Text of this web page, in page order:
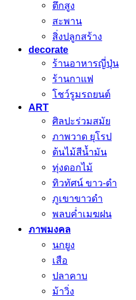
ตึกสูง
สะพาน
สิ่งปลูกสร้าง
decorate
ร้านอาหารญี่ปุ่น
ร้านกาแฟ
โชว์รูมรถยนต์
ART
ศิลปะร่วมสมัย
ภาพวาด ยุโรป
ต้นไม้สีน้ำมัน
ทุ่งดอกไม้
ทิวทัศน์ ขาว-ดำ
ภูเขาขาวดำ
พลบค่ำเมฆฝน
ภาพมงคล
นกยูง
เสือ
ปลาคาบ
ม้าวิ่ง